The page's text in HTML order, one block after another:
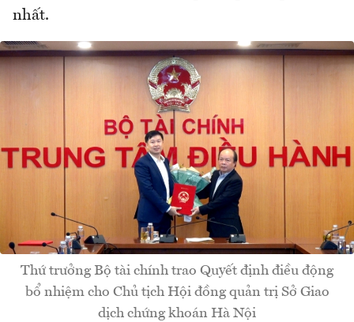
nhất.
Thứ trưởng Bộ tài chính trao Quyết định điều động
bổ nhiệm cho Chủ tịch Hội đồng quản trị Sở Giao
dịch chứng khoán Hà Nội